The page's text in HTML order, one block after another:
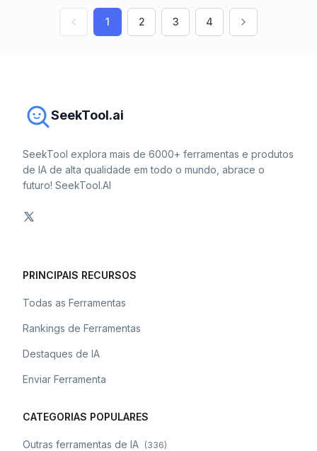
1 2 3 4
SeekTool.ai
SeekTool explora mais de 6000+ ferramentas e produtos
de IA de alta qualidade em todo o mundo, abrace o
futuro! SeekTool.AI
PRINCIPAIS RECURSOS
Todas as Ferramentas
Rankings de Ferramentas
Destaques de IA
Enviar Ferramenta
CATEGORIAS POPULARES
Outras ferramentas de IA (336)